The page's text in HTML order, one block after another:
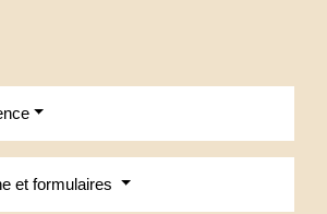
et formulaires